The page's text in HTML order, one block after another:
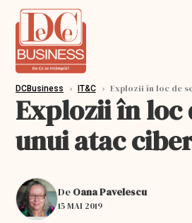
DCBusiness › IT&C › Explozii în loc de
Explozii în loc
unui atac
De Oana Pavelescu
15 MAI 2019